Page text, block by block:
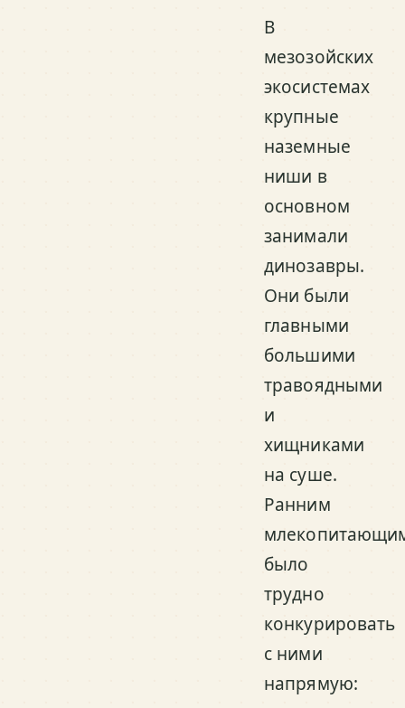
В
мезозойских
экосистемах
крупные
наземные
ниши в
основном
занимали
динозавры.
Они были
главными
большими
травоядными
и
хищниками
на суше.
Ранним
было
трудно
конкурировать
с ними
напрямую: